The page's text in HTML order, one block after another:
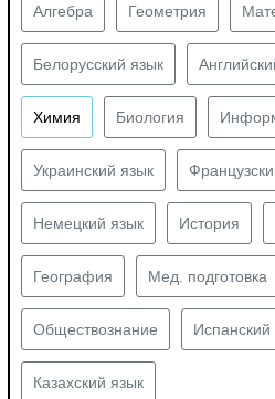
Алгебра Геометрия
Белорусский язык
Химия Биология
Украинский язык
Немецкий язык История
География Мед. подготовка
Обществознание Испанский
Казахский язык